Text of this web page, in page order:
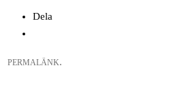
Dela
PERMALÄNK.